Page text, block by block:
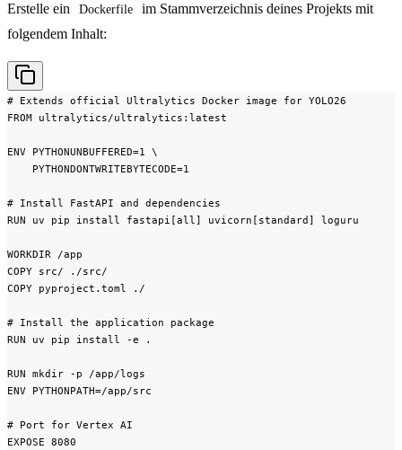
Erstelle ein Dockerfile
im Stammverzeichnis deines Projekts mit
folgendem Inhalt:
# Extends official Ultralytics Docker image for YOLO26
FROM ultralytics/ultralytics:latest
ENV PYTHONUNBUFFERED=1 \
    PYTHONDONTWRITEBYTECODE=1
# Install FastAPI and dependencies
RUN uv pip install fastapi[all] uvicorn[standard] loguru
WORKDIR /app
COPY src/ ./src/
COPY pyproject.toml ./
# Install the application package
RUN uv pip install -e .
RUN mkdir -p /app/logs
ENV PYTHONPATH=/app/src
# Port for Vertex AI
EXPOSE 8080